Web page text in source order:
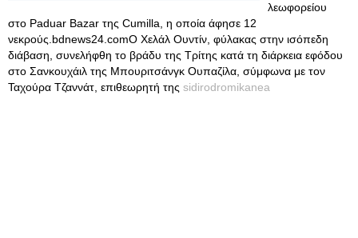
λεωφορείου
στο Paduar Bazar της Cumilla, η οποία άφησε 12
νεκρούς.bdnews24.comΟ Χελάλ Ουντίν, φύλακας στην ισόπεδη
διάβαση, συνελήφθη το βράδυ της Τρίτης κατά τη διάρκεια εφόδου
στο Σανκουχάιλ της Μπουριτσάνγκ Ουπαζίλα, σύμφωνα με τον
Ταχούρα Τζαννάτ, επιθεωρητή της sidirodromikanea